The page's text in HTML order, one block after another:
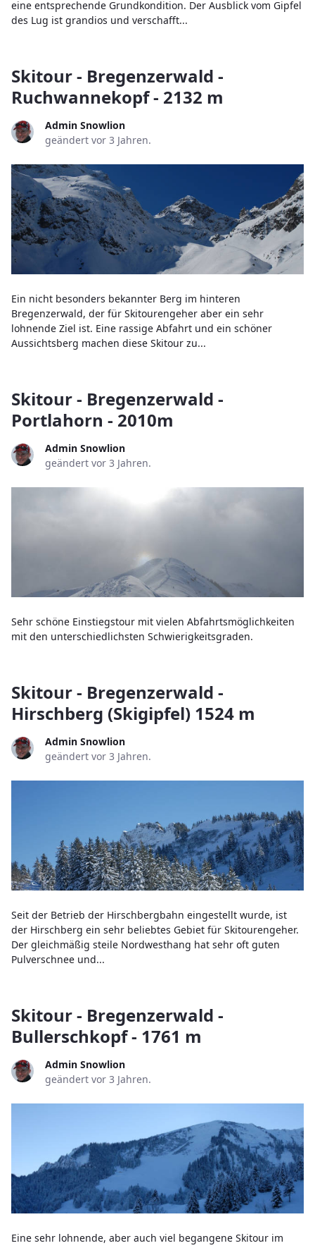
eine entsprechende Grundkondition. Der Ausblick vom Gipfel
des Lug ist grandios und verschafft...
Skitour - Bregenzerwald -
Ruchwannekopf - 2132 m
Admin Snowlion
geändert vor 3 Jahren.
Ein nicht besonders bekannter Berg im hinteren
Bregenzerwald, der für Skitourengeher aber ein sehr
lohnende Ziel ist. Eine rassige Abfahrt und ein schöner
Aussichtsberg machen diese Skitour zu...
Skitour - Bregenzerwald -
Portlahorn - 2010m
Admin Snowlion
geändert vor 3 Jahren.
Sehr schöne Einstiegstour mit vielen Abfahrtsmöglichkeiten
mit den unterschiedlichsten Schwierigkeitsgraden.
Skitour - Bregenzerwald -
Hirschberg (Skigipfel) 1524 m
Admin Snowlion
geändert vor 3 Jahren.
Seit der Betrieb der Hirschbergbahn eingestellt wurde, ist
der Hirschberg ein sehr beliebtes Gebiet für Skitourengeher.
Der gleichmäßig steile Nordwesthang hat sehr oft guten
Pulverschnee und...
Skitour - Bregenzerwald -
Bullerschkopf - 1761 m
Admin Snowlion
geändert vor 3 Jahren.
Eine sehr lohnende, aber auch viel begangene Skitour im